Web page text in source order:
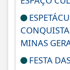
MINAS
FESTA